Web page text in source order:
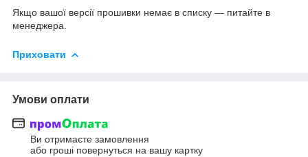
Якщо вашої версії прошивки немає в списку — питайте в
менеджера.
Приховати
Умови оплати
Ви отримаєте замовлення
або гроші повернуться на вашу картку